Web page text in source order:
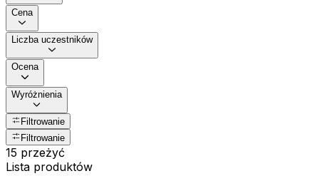
Cena
Liczba uczestników
Ocena
Wyróżnienia
Filtrowanie
Filtrowanie
15 przeżyć
Lista produktów